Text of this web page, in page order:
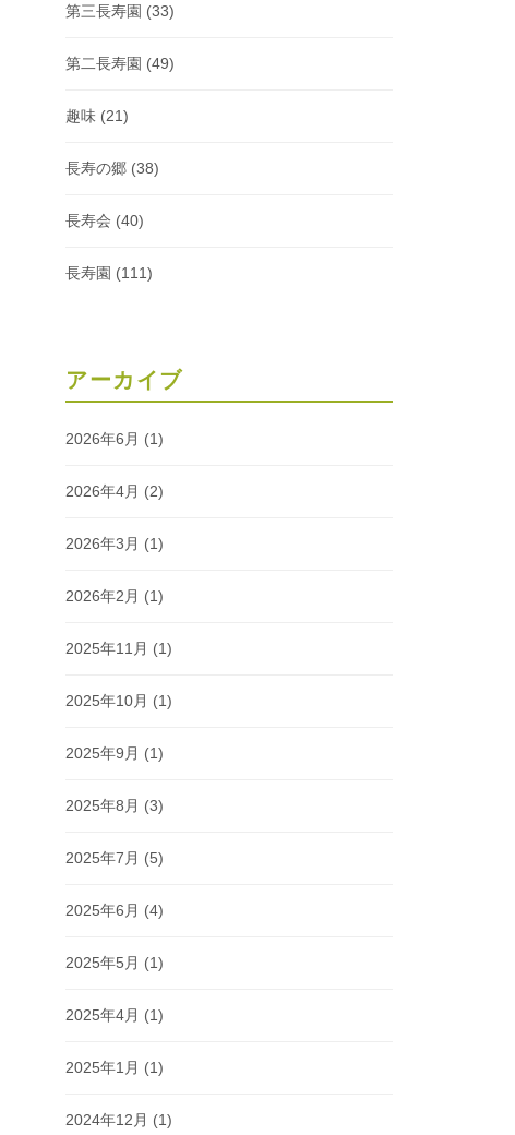
第三長寿園 (33)
第二長寿園 (49)
趣味 (21)
長寿の郷 (38)
長寿会 (40)
長寿園 (111)
アーカイブ
2026年6月 (1)
2026年4月 (2)
2026年3月 (1)
2026年2月 (1)
2025年11月 (1)
2025年10月 (1)
2025年9月 (1)
2025年8月 (3)
2025年7月 (5)
2025年6月 (4)
2025年5月 (1)
2025年4月 (1)
2025年1月 (1)
2024年12月 (1)